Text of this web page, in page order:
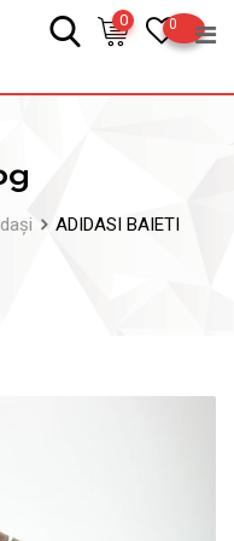
0
0
ADIDASI BAIETI